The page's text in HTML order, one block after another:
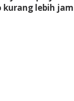
lebih